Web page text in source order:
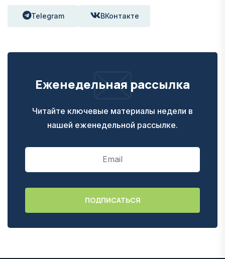
Telegram ВКонтакте
Еженедельная рассылка
Читайте ключевые материалы недели в
нашей еженедельной рассылке.